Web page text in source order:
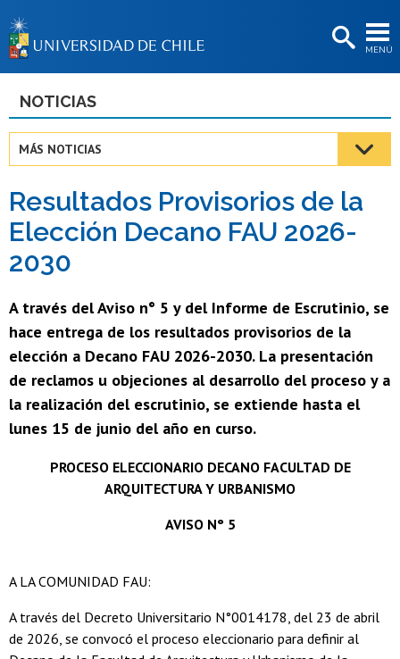
MENÚ
BIBLIOTECAS
Estudiantes
Académicas/os
Funcionarias/os
NOTICIAS
MÁS NOTICIAS
Resultados Provisorios de la
Elección Decano FAU 2026-
2030
A través del Aviso n° 5 y del Informe de Escrutinio, se
hace entrega de los resultados provisorios de la
elección a Decano FAU 2026-2030. La presentación
de reclamos u objeciones al desarrollo del proceso y a
la realización del escrutinio, se extiende hasta el
lunes 15 de junio del año en curso.
PROCESO ELECCIONARIO DECANO FACULTAD DE
ARQUITECTURA Y URBANISMO
AVISO N° 5
A LA COMUNIDAD FAU:
A través del Decreto Universitario N°0014178, del 23 de abril
de 2026, se convocó el proceso eleccionario para definir al